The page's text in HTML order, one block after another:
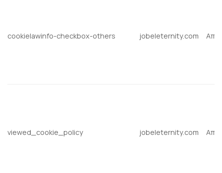
cookielawinfo-checkbox-others jobeleternity.com
viewed_cookie_policy jobeleternity.com